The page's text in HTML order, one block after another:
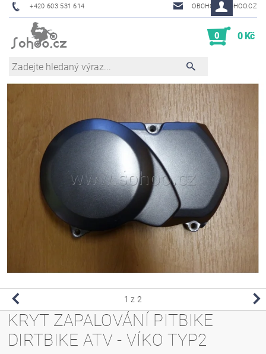
+420 603 531 614 OBCHOD@SOHOO.CZ
0 0 Kč
1 z 2
KRYT ZAPALOVÁNÍ PITBIKE
DIRTBIKE ATV - VÍKO TYP2